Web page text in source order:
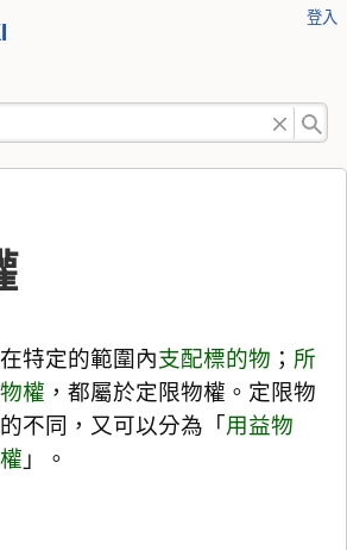
工
登入
特定的範圍內支配標的物 ； 所
物權 ，都屬於定限物權。定限物
不同，又可以分為「用益物
」。